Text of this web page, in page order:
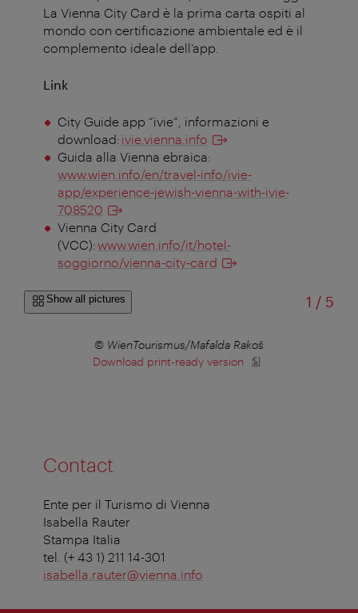
La Vienna City Card è la prima carta ospiti al
mondo con certificazione ambientale ed è il
complemento ideale dell’app.
Link
City Guide app “ivie”, informazioni e
download: ivie.vienna.info
Guida alla Vienna ebraica:
www.wien.info/en/travel-info/ivie-
app/experience-jewish-vienna-with-ivie-
708520
Vienna City Card
(VCC):www.wien.info/it/hotel-
soggiorno/vienna-city-card
Show all pictures 1 /of
5
© WienTourismus/Mafalda Rakoš
Download print-ready version
Contact
Ente per il Turismo di Vienna
Isabella Rauter
Stampa Italia
tel. (+ 43 1) 211 14-301
isabella.rauter@vienna.info